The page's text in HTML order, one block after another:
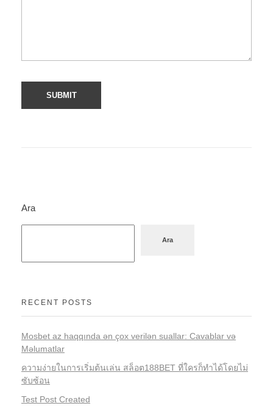
Ara
Ara
RECENT POSTS
Mosbet az haqqında ən çox verilən suallar: Cavablar və
Məlumatlar
ความง่ายในการเริ่มต้นเล่น สล็อต188BET ที่ใครก็ทำได้โดยไม่
ซับซ้อน
Test Post Created